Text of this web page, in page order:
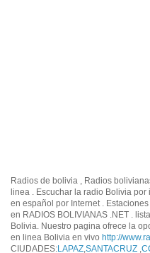
Radios de bolivia , Radios
linea . Escuchar la radio Bolivia
en español por Internet .
en RADIOS BOLIVIANAS .NET .
Bolivia. Nuestro pagina ofrece la
en linea Bolivia en vivo http://
CIUDADES:LAPAZ,SANTACRUZ ,